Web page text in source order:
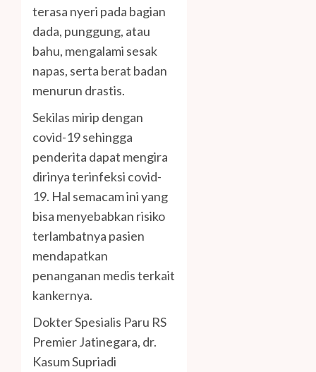
terasa nyeri pada bagian
dada, punggung, atau
bahu, mengalami sesak
napas, serta berat badan
menurun drastis.
Sekilas mirip dengan
covid-19 sehingga
penderita dapat mengira
dirinya terinfeksi covid-
19. Hal semacam ini yang
bisa menyebabkan risiko
terlambatnya pasien
mendapatkan
penanganan medis terkait
kankernya.
Dokter Spesialis Paru RS
Premier Jatinegara, dr.
Kasum Supriadi